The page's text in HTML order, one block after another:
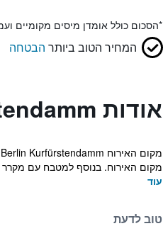
*הסכום כולל אומדן מיסים מקומיים
המחיר הטוב ביותר הבטחה
אודות Aparthotel Adagio Berlin Kurfürstendamm
מקום האירוח. בנוסף למטבח עם מקרר
עוד
טוב לדעת